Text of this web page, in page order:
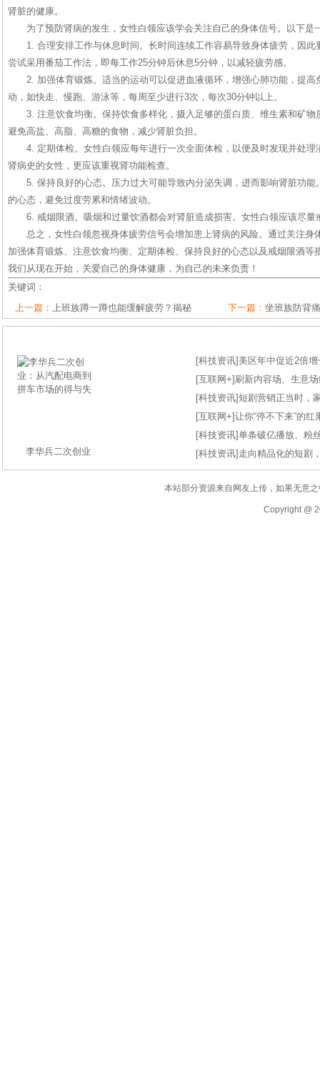
肾脏的健康。
为了预防肾病的发生，女性白领应该学会关注自己的身体信号。以下是
1. 合理安排工作与休息时间。长时间连续工作容易导致身体疲劳，因
尝试采用番茄工作法，即每工作25分钟后休息5分钟，以减轻疲劳感。
2. 加强体育锻炼。适当的运动可以促进血液循环，增强心肺功能，提
动，如快走、慢跑、游泳等，每周至少进行3次，每次30分钟以上。
3. 注意饮食均衡。保持饮食多样化，摄入足够的蛋白质、维生素和矿
避免高盐、高脂、高糖的食物，减少肾脏负担。
4. 定期体检。女性白领应每年进行一次全面体检，以便及时发现并处
肾病史的女性，更应该重视肾功能检查。
5. 保持良好的心态。压力过大可能导致内分泌失调，进而影响肾脏功
的心态，避免过度劳累和情绪波动。
6. 戒烟限酒。吸烟和过量饮酒都会对肾脏造成损害。女性白领应该尽
总之，女性白领忽视身体疲劳信号会增加患上肾病的风险。通过关注身
加强体育锻炼、注意饮食均衡、定期体检、保持良好的心态以及戒烟限酒等
我们从现在开始，关爱自己的身体健康，为自己的未来负责！
关键词：
上一篇： 上班族蹲一蹲也能缓解疲劳？揭秘 下一篇： 坐班族防背
李华兵二次创业
[科技资讯] 美区年中促近2倍
[互联网+] 刷新内容场、生意
[科技资讯]短剧营销正当时，
[互联网+]让你“停不下来”的
[科技资讯]单条破亿播放、粉
[科技资讯] 走向精品化的短剧
本站部分资源来自网友上传，如果无意
Copyright @